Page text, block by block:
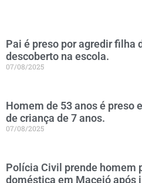
Pai é preso por agredir filha
descoberto na escola.
07/08/2025
Homem de 53 anos é preso
de criança de 7 anos.
07/08/2025
Polícia Civil prende homem
doméstica em Maceió após